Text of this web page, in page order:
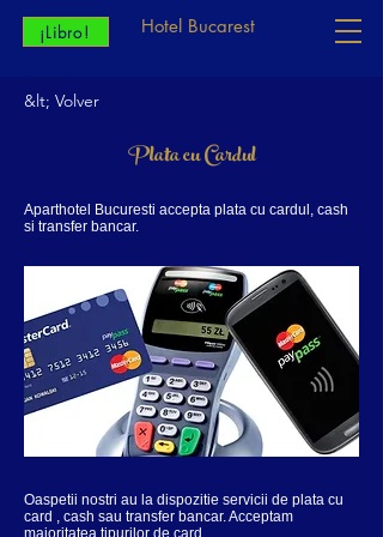
Hotel Bucarest
¡Libro!
&lt; Volver
Plata cu Cardul
Aparthotel Bucuresti accepta plata cu cardul, cash
si transfer bancar.
Oaspetii nostri au la dispozitie servicii de plata cu
card , cash sau transfer bancar. Acceptam
majoritatea tipurilor de card.